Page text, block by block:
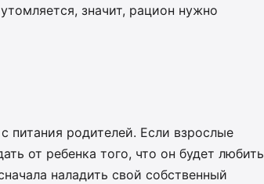
значит, рацион нужно
питания родителей. Если взрослые
от ребенка того, что он будет любить
наладить свой собственный